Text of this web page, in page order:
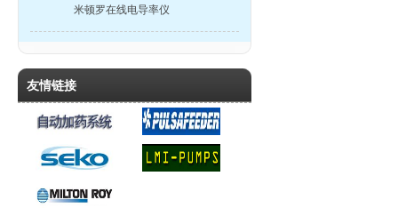
米顿罗在线电导率仪
友情链接